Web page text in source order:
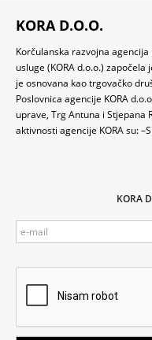
KORA D.O.O.
Korčulanska razvojna agencija
usluge (KORA d.o.o.)
je osnovana kao trgovačko
Poslovnica agencije KORA
uprave, Trg Antuna i Stjepana
aktivnosti agencije KORA su:
KORA